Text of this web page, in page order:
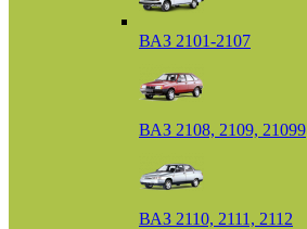
ВАЗ 2101-2107
ВАЗ 2108, 2109, 21099
ВАЗ 2110, 2111, 2112